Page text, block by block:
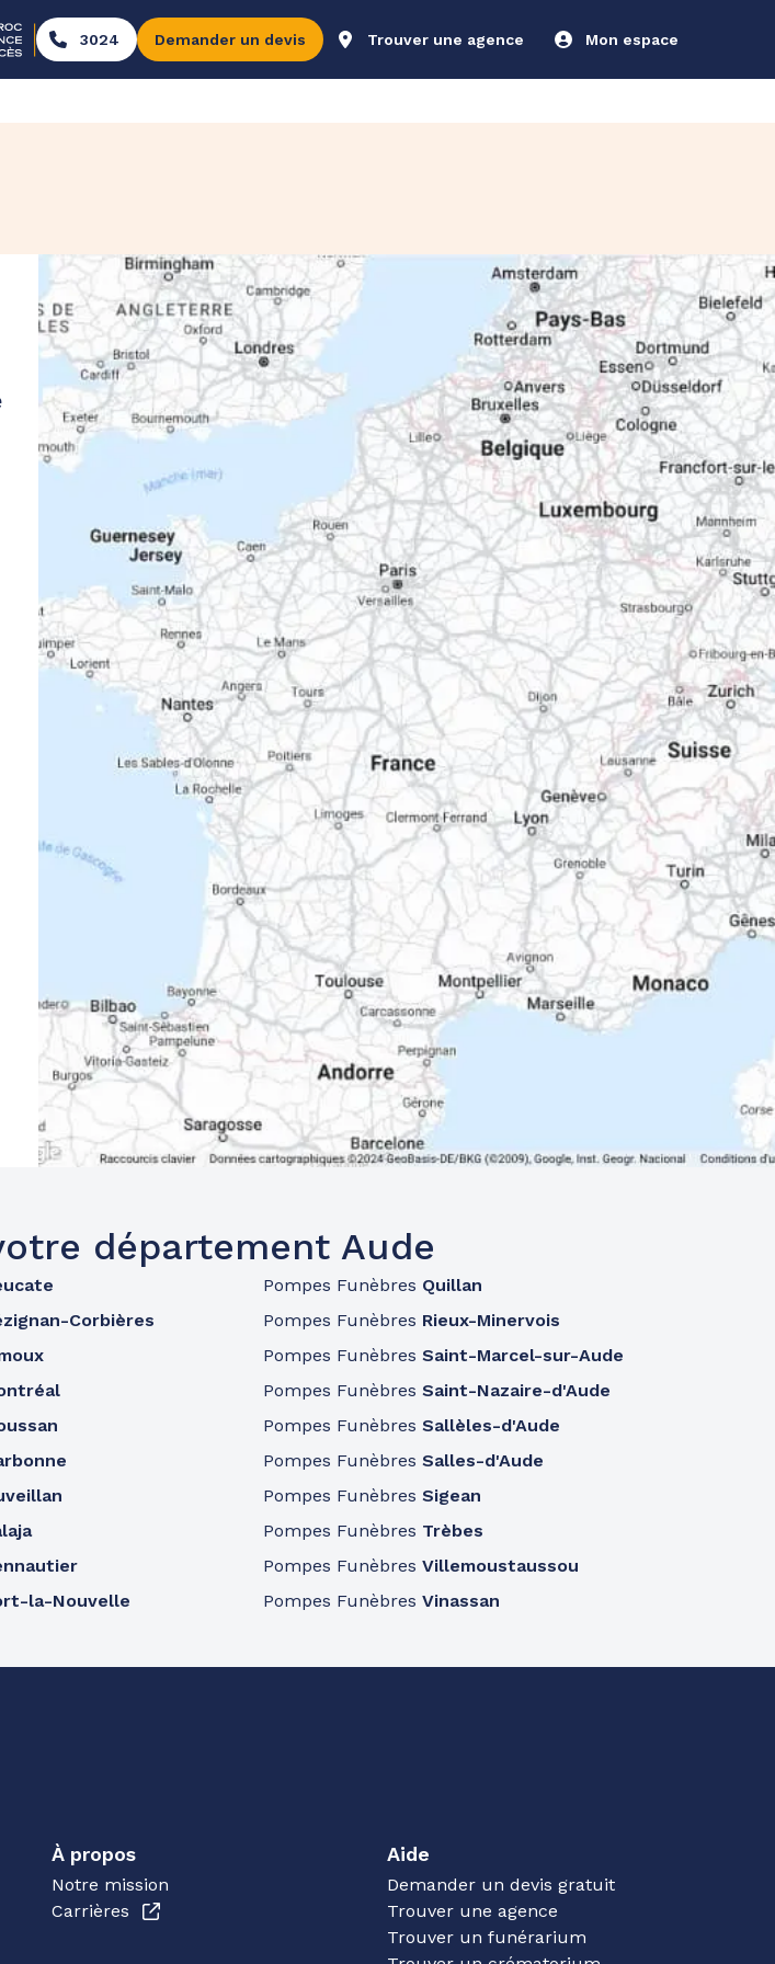
3024 Demander un devis Trouver une agence Mon espace
département Aude
Corbières
la-Nouvelle
Pompes Funèbres Quillan
Pompes Funèbres Rieux-Minervois
Pompes FunèbresSaint-Marcel-sur-Aude
Pompes FunèbresSaint-Nazaire-d'Aude
Pompes FunèbresSallèles-d'Aude
Pompes FunèbresSalles-d'Aude
Pompes FunèbresSigean
Pompes Funèbres Trèbes
Pompes FunèbresVillemoustaussou
Pompes FunèbresVinassan
À propos
Notre mission
Carrières
Aide
Demander un devis gratuit
Trouver une agence
Trouver un funérarium